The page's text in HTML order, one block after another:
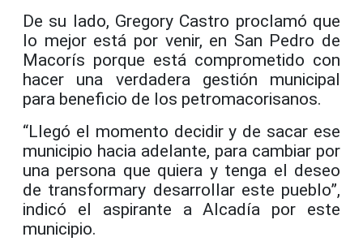
De su lado, Gregory Castro proclamó que
lo mejor está por venir, en San Pedro de
Macorís porque está comprometido con
hacer una verdadera gestión municipal
para beneficio de los petromacorisanos.
“Llegó el momento decidir y de sacar ese
municipio hacia adelante, para cambiar por
una persona que quiera y tenga el deseo
de transformary desarrollar este pueblo”,
indicó el aspirante a Alcadía por este
municipio.